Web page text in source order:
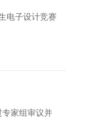
电子设计竞赛
家组审议并